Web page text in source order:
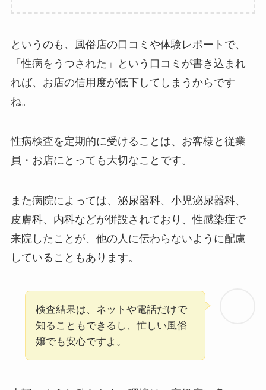
というのも、風俗店の口コミや体験レポートで、
「性病をうつされた」という口コミが書き込まれ
れば、お店の信用度が低下してしまうからです
ね。
性病検査を定期的に受けることは、お客様と従業
員・お店にとっても大切なことです。
また病院によっては、泌尿器科、小児泌尿器科、
皮膚科、内科などが併設されており、性感染症で
来院したことが、他の人に伝わらないように配慮
していることもあります。
検査結果は、ネットや電話だけで
知ることもできるし、忙しい風俗
嬢でも安心ですよ。